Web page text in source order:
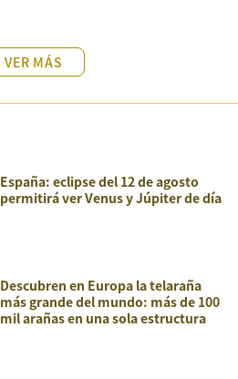
VER MÁS
España: eclipse del 12 de agosto
permitirá ver Venus y Júpiter de día
Descubren en Europa la telaraña
más grande del mundo: más de 100
mil arañas en una sola estructura